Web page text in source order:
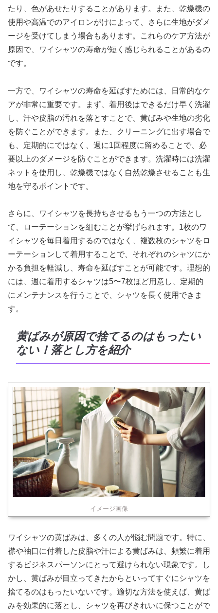
たり、色があせたりすることがあります。また、乾燥機の
使用や高温でのアイロンがけによって、さらに生地がダメ
ージを受けてしまう場合もあります。これらのケア方法が
原因で、ワイシャツの寿命が短く感じられることがあるの
です。
一方で、ワイシャツの寿命を延ばすためには、日常的なケ
アが非常に重要です。まず、着用後はできるだけ早く洗濯
し、汗や皮脂の汚れを落とすことで、黄ばみや生地の劣化
を防ぐことができます。また、クリーニングに出す場合で
も、定期的にではなく、週に1回程度に留めることで、必
要以上のダメージを防ぐことができます。洗濯時には洗濯
ネットを使用し、乾燥機ではなく自然乾燥させることも生
地を守るポイントです。
さらに、ワイシャツを長持ちさせるもう一つの方法とし
て、ローテーションを組むことが挙げられます。1枚のワ
イシャツを毎日着用するのではなく、複数枚のシャツをロ
ーテーションして着用することで、それぞれのシャツにか
かる負担を軽減し、寿命を延ばすことが可能です。理想的
には、週に着用するシャツは5〜7枚ほど用意し、定期的
にメンテナンスを行うことで、シャツを長く使用できま
す。
黄ばみが原因で捨てるのはもったい
ない！落とし方を紹介
イメージ画像
ワイシャツの黄ばみは、多くの人が悩む問題です。特に、
襟や袖口に付着した皮脂や汗による黄ばみは、頻繁に着用
するビジネスパーソンにとって避けられない現象です。し
かし、黄ばみが目立ってきたからといってすぐにシャツを
捨てるのはもったいないです。適切な方法を使えば、黄ば
みを効果的に落とし、シャツを再びきれいに保つことがで